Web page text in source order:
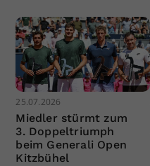
25.07.2026
Miedler stürmt zum
3. Doppeltriumph
beim Generali Open
Kitzbühel